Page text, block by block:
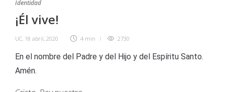
Identidad
¡Él vive!
UC, 18 abril, 2020 4 min 2730
En el nombre del Padre y del Hijo y del Espíritu Santo.
Amén.